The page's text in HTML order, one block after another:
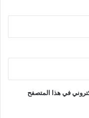
في هذا المتصفح